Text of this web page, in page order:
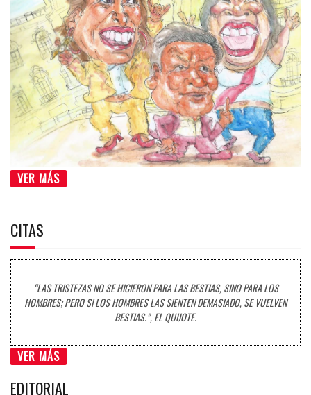
VER MÁS
CITAS
“LAS TRISTEZAS NO SE HICIERON PARA LAS BESTIAS, SINO PARA LOS
HOMBRES; PERO SI LOS HOMBRES LAS SIENTEN DEMASIADO, SE VUELVEN
BESTIAS.”, EL QUIJOTE.
VER MÁS
EDITORIAL